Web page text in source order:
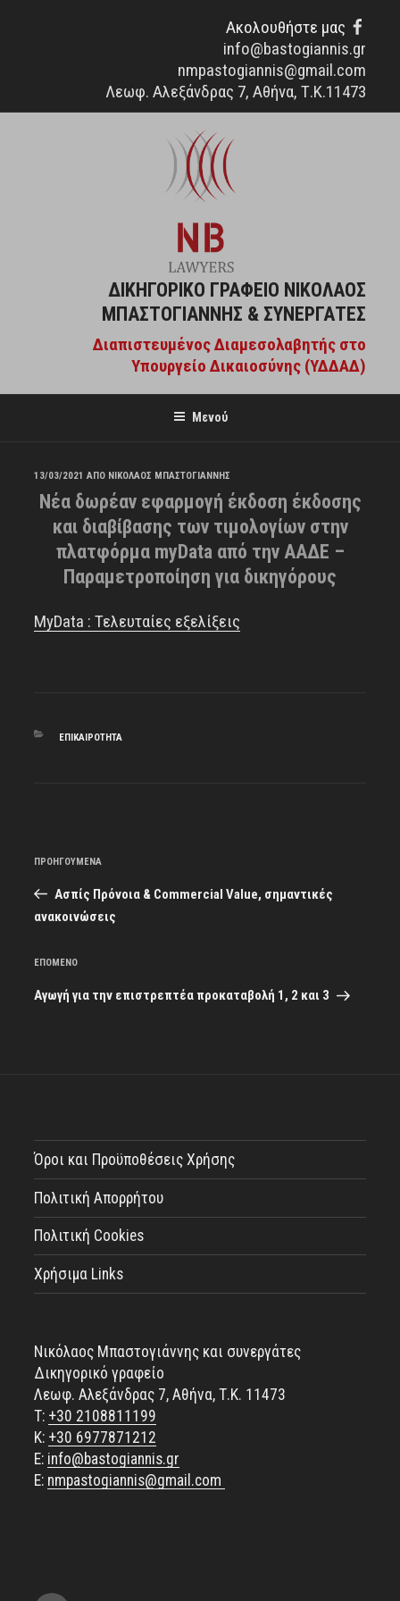
Ακολουθήστε μας
info@bastogiannis.gr
nmpastogiannis@gmail.com
Λεωφ. Αλεξάνδρας 7, Αθήνα, Τ.Κ.11473
ΔΙΚΗΓΟΡΙΚΌ ΓΡΑΦΕΊΟ ΝΙΚΌΛΑΟΣ
ΜΠΑΣΤΟΓΙΆΝΝΗΣ & ΣΥΝΕΡΓΆΤΕΣ
Διαπιστευμένος Διαμεσολαβητής στο
Υπουργείο Δικαιοσύνης (ΥΔΔΑΔ)
Μενού
ΔΗΜΟΣΙΕΎΤΗΚΕ
ΣΤΙΣ
13/03/2021 ΑΠΌ ΝΙΚΟΛΑΟΣ ΜΠΑΣΤΟΓΙΑΝΝΗΣ
Νέα δωρέαν εφαρμογή έκδοση έκδοσης
και διαβίβασης των τιμολογίων στην
πλατφόρμα myData από την ΑΑΔΕ –
Παραμετροποίηση για δικηγόρους
ΜyData : Τελευταίες εξελίξεις
ΚΑΤΗΓΟΡΊΕΣ
ΕΠΙΚΑΙΡΌΤΗΤΑ
άρθρων
Προηγούμενο
ΠΡΟΗΓΟΎΜΕΝΑ
Ασπίς Πρόνοια & Commercial Value, σημαντικές
ανακοινώσεις
Επόμενο
ΕΠΌΜΕΝΟ
Αγωγή για την επιστρεπτέα προκαταβολή 1, 2 και 3
Όροι και Προϋποθέσεις Χρήσης
Πολιτική Απορρήτου
Πολιτική Cookies
Χρήσιμα Links
Νικόλαος Μπαστογιάννης και συνεργάτες
Δικηγορικό γραφείο
Λεωφ. Αλεξάνδρας 7, Αθήνα, Τ.Κ. 11473
Τ: +30 2108811199
Κ: +30 6977871212
E: info@bastogiannis.gr
Ε: nmpastogiannis@gmail.com